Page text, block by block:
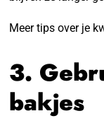
Meer tips over je
3.
bakjes